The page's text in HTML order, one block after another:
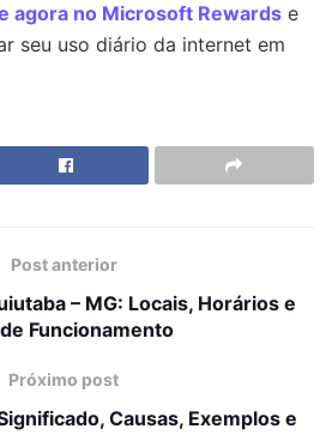
agora no Microsoft Rewards e
seu uso diário da internet em
Post anterior
– MG: Locais, Horários e
Funcionamento
Próximo post
Causas, Exemplos e